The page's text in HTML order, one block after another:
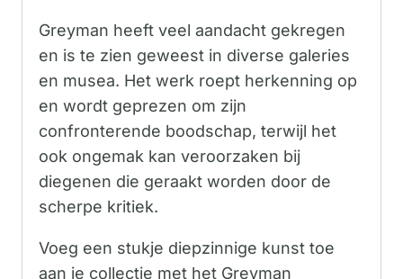
Greyman heeft veel aandacht gekregen
en is te zien geweest in diverse galeries
en musea. Het werk roept herkenning op
en wordt geprezen om zijn
confronterende boodschap, terwijl het
ook ongemak kan veroorzaken bij
diegenen die geraakt worden door de
scherpe kritiek.
Voeg een stukje diepzinnige kunst toe
aan je collectie met het Greyman